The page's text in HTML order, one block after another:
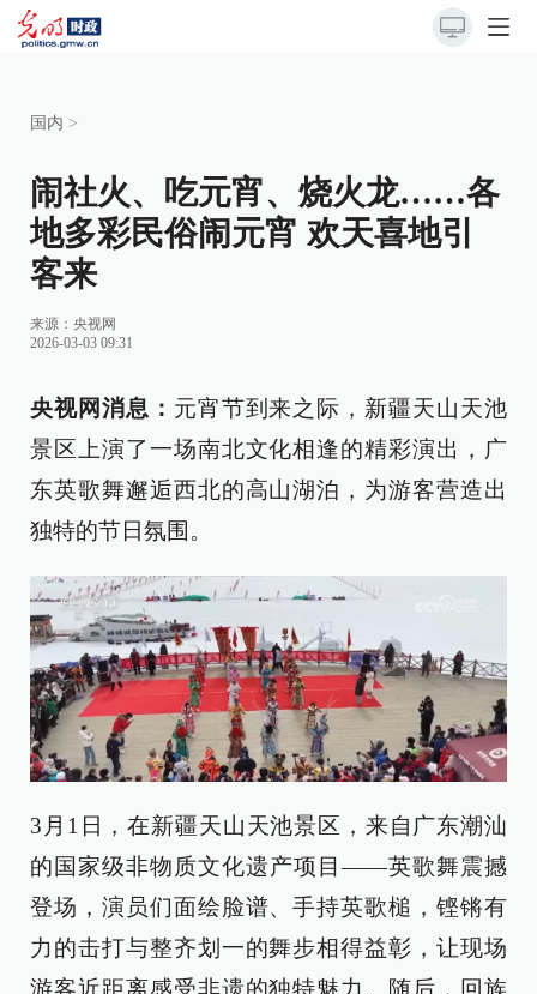
国内 >
闹社火、吃元宵、烧火龙……各
地多彩民俗闹元宵 欢天喜地引
客来
来源： 央视网
2026-03-03 09:31
央视网消息： 元宵节到来之际，新疆天山天池
景区上演了一场南北文化相逢的精彩演出，广
东英歌舞邂逅西北的高山湖泊，为游客营造出
独特的节日氛围。
3月1日，在新疆天山天池景区，来自广东潮汕
的国家级非物质文化遗产项目——英歌舞震撼
登场，演员们面绘脸谱、手持英歌槌，铿锵有
力的击打与整齐划一的舞步相得益彰，让现场
游客近距离感受非遗的独特魅力。随后，回族